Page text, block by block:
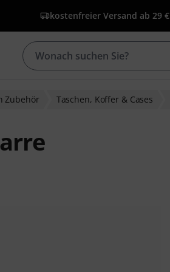
kostenfreier Versand ab 29 €
Zubehör Taschen, Koffer & Cases